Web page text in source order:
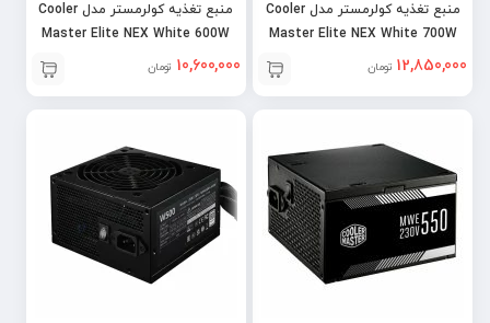
منبع تغذیه کولرمستر مدل Cooler
Master Elite NEX White 700W
12,850,000 تومان
منبع تغذیه کولرمستر مدل Cooler
Master Elite NEX White 600W
10,600,000 تومان